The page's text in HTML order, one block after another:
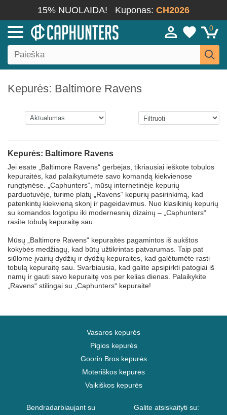
15% NUOLAIDA! Kuponas: CH2026
0
Kepurės: Baltimore Ravens
Kepurės: Baltimore Ravens
Jei esate „Baltimore Ravens“ gerbėjas, tikriausiai ieškote tobulos
kepuraitės, kad palaikytumėte savo komandą kiekvienose
rungtynėse. „Caphunters“, mūsų internetinėje kepurių
parduotuvėje, turime platų „Ravens“ kepurių pasirinkimą, kad
patenkintų kiekvieną skonį ir pageidavimus. Nuo klasikinių kepurių
su komandos logotipu iki modernesnių dizainų – „Caphunters“
rasite tobulą kepuraitę sau.
Mūsų „Baltimore Ravens“ kepuraitės pagamintos iš aukštos
kokybės medžiagų, kad būtų užtikrintas patvarumas. Taip pat
siūlome įvairių dydžių ir dydžių kepuraites, kad galėtumėte rasti
tobulą kepuraitę sau. Svarbiausia, kad galite apsipirkti patogiai iš
namų ir gauti savo kepuraitę vos per kelias dienas. Palaikykite
„Ravens“ stilingai su „Caphunters“ kepuraite!
Vasaros kepurės
Pigios kepurės
Goorin Bros kepurės
Moteriškos kepurės
Vaikiškos kepurės
Bendradarbiaujant su
Galite atsiskaityti su: